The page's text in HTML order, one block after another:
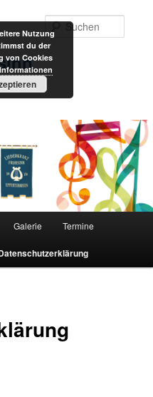
Galerie Termine
Nutzung
du der
von Cookies